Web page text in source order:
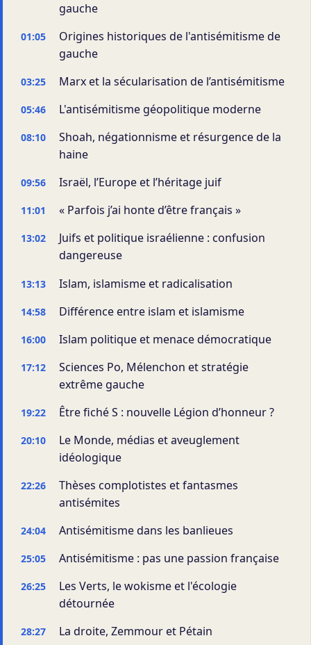
gauche
01:05
Origines historiques de l'antisémitisme de
gauche
03:25 Marx et la sécularisation de l’antisémitisme
05:46 L'antisémitisme géopolitique moderne
08:10
Shoah, négationnisme et résurgence de la
haine
09:56 Israël, l’Europe et l’héritage juif
11:01 « Parfois j’ai honte d’être français »
13:02
Juifs et politique israélienne : confusion
dangereuse
13:13 Islam, islamisme et radicalisation
14:58 Différence entre islam et islamisme
16:00 Islam politique et menace démocratique
17:12
Sciences Po, Mélenchon et stratégie
extrême gauche
19:22 Être fiché S : nouvelle Légion d’honneur ?
20:10
Le Monde, médias et aveuglement
idéologique
22:26
Thèses complotistes et fantasmes
antisémites
24:04 Antisémitisme dans les banlieues
25:05 Antisémitisme : pas une passion française
26:25
Les Verts, le wokisme et l'écologie
détournée
28:27 La droite, Zemmour et Pétain